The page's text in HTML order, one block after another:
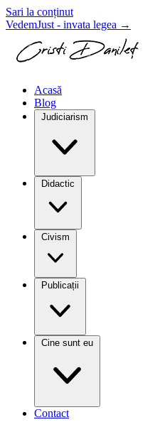
Sari la conținut
VedemJust - invata legea →
Acasă
Blog
Judiciarism
Didactic
Civism
Publicații
Cine sunt eu
Contact